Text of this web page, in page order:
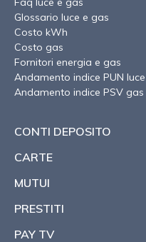
Glossario luce e gas
Costo kWh
Costo gas
Fornitori energia e gas
Andamento indice PUN luce
Andamento indice PSV gas
CONTI DEPOSITO
CARTE
MUTUI
PRESTITI
PAY TV